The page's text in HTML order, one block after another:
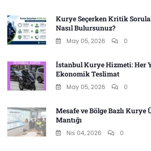
Kurye Seçerken Kritik
Nasıl Bulursunuz?
May 05, 2026 0
İstanbul Kurye Hizmeti: Her
Ekonomik Teslimat
May 05, 2026 0
Mesafe ve Bölge Bazlı Kurye
Mantığı
Nis 04, 2026 0